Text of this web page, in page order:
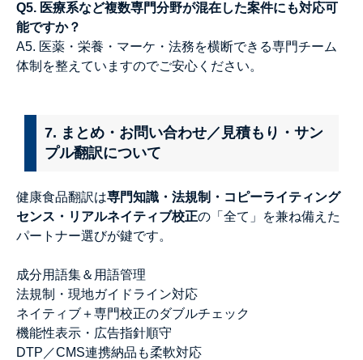
Q5. 医療系など複数専門分野が混在した案件にも対応可
能ですか？
A5. 医薬・栄養・マーケ・法務を横断できる専門チーム
体制を整えていますのでご安心ください。
7. まとめ・お問い合わせ／見積もり・サン
プル翻訳について
健康食品翻訳は専門知識・法規制・コピーライティング
センス・リアルネイティブ校正の「全て」を兼ね備えた
パートナー選びが鍵です。
成分用語集＆用語管理
法規制・現地ガイドライン対応
ネイティブ＋専門校正のダブルチェック
機能性表示・広告指針順守
DTP／CMS連携納品も柔軟対応